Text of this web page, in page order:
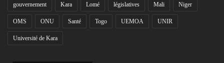
gouvernement Kara Lomé législatives Mali Niger
OMS ONU Santé Togo UEMOA UNIR
Université de Kara